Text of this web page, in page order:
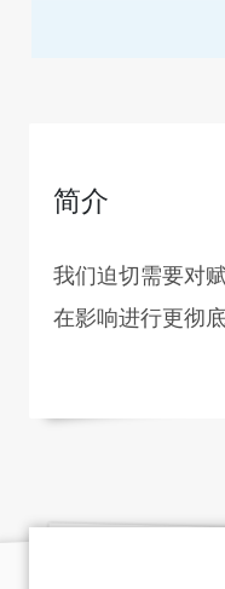
简介
我们迫切需要对
在影响进行更彻